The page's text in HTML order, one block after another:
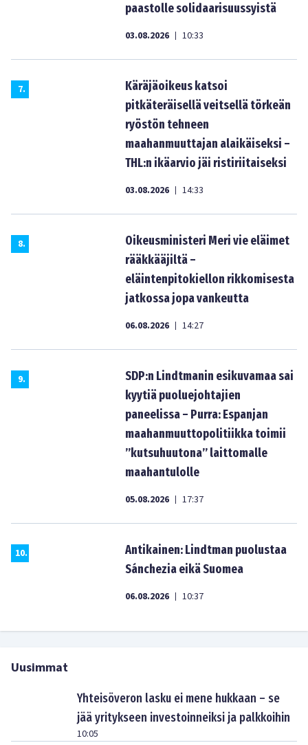
paastolle solidaarisuussyistä
03.08.2026 | 10:33
7.
Käräjäoikeus katsoi
pitkäteräisellä veitsellä törkeän
ryöstön tehneen
maahanmuuttajan alaikäiseksi –
THL:n ikäarvio jäi ristiriitaiseksi
03.08.2026 | 14:33
8.
Oikeusministeri Meri vie eläimet
rääkkääjiltä –
eläintenpitokiellon rikkomisesta
jatkossa jopa vankeutta
06.08.2026 | 14:27
9.
SDP:n Lindtmanin esikuvamaa sai
kyytiä puoluejohtajien
paneelissa – Purra: Espanjan
maahanmuuttopolitiikka toimii
”kutsuhuutona” laittomalle
maahantulolle
05.08.2026 | 17:37
10.
Antikainen: Lindtman puolustaa
Sánchezia eikä Suomea
06.08.2026 | 10:37
Uusimmat
Yhteisöveron lasku ei mene hukkaan – se
jää yritykseen investoinneiksi ja palkkoihin
10:05